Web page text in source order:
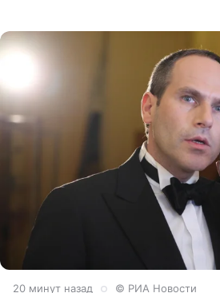
20 минут назад © РИА Новости